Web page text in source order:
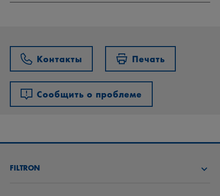
Контакты Печать
Сообщить о проблеме
FILTRON